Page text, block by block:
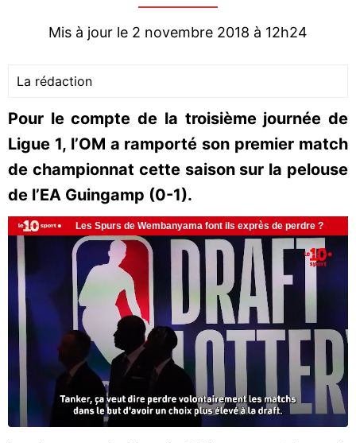
Mis à jour le 2 novembre 2018 à 12h24
La rédaction
Pour le compte de la troisième journée de
Ligue 1, l’OM a ramporté son premier match
de championnat cette saison sur la pelouse
de l’EA Guingamp (0-1).